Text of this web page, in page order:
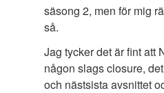
säsong 2, men för mig
så.
Jag tycker det är fint att
någon slags closure,
och nästsista avsnittet